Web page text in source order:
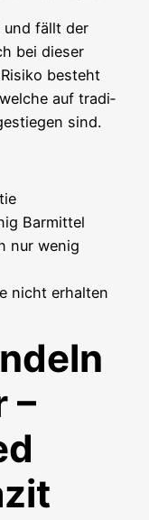
und fällt der
bei die­ser
besteht
auf tra­di­
sind.
Barmittel
nur wenig
nicht erhalten
–